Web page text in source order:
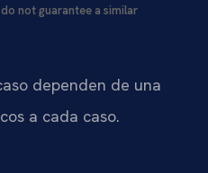
not guarantee a similar
dependen de una
a cada caso.